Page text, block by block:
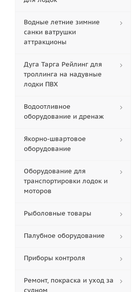
Водные летние зимние
санки ватрушки
аттракционы
Дуга Тарга Рейлинг для
троллинга на надувные
лодки ПВХ
Водоотливное
оборудование и дренаж
Якорно-швартовое
оборудование
Оборудование для
транспортировки лодок и
моторов
Рыболовные товары
Палубное оборудование
Приборы контроля
Ремонт, покраска и уход за
судном